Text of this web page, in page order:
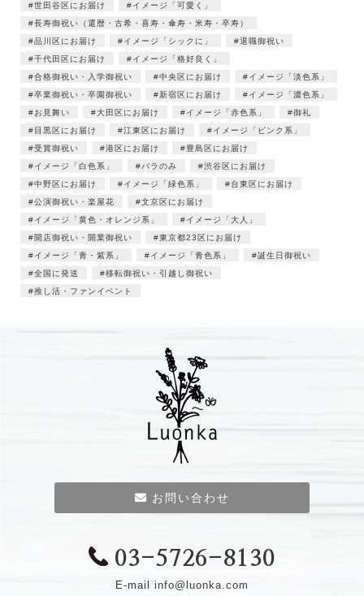
世田谷区にお届け
イメージ「可愛く」
長寿御祝い（還暦・古希・喜寿・傘寿・米寿・卒寿）
品川区にお届け
イメージ「シックに」
退職御祝い
千代田区にお届け
イメージ「格好良く」
合格御祝い・入学御祝い
中央区にお届け
イメージ「淡色系」
卒業御祝い・卒園御祝い
新宿区にお届け
イメージ「濃色系」
お見舞い
大田区にお届け イメージ「赤色系」
御礼
目黒区にお届け
江東区にお届け
イメージ「ピンク系」
受賞御祝い
港区にお届け
豊島区にお届け
イメージ「白色系」
バラのみ
渋谷区にお届け
中野区にお届け
イメージ「緑色系」
台東区にお届け
公演御祝い・楽屋花
文京区にお届け
イメージ「黄色・オレンジ系」
イメージ「大人」
開店御祝い・開業御祝い
東京都23区にお届け
イメージ「青・紫系」
イメージ「青色系」
誕生日御祝い
全国に発送
移転御祝い・引越し御祝い
推し活・ファンイベント
お問い合わせ
03-5726-8130
E-mail info@luonka.com